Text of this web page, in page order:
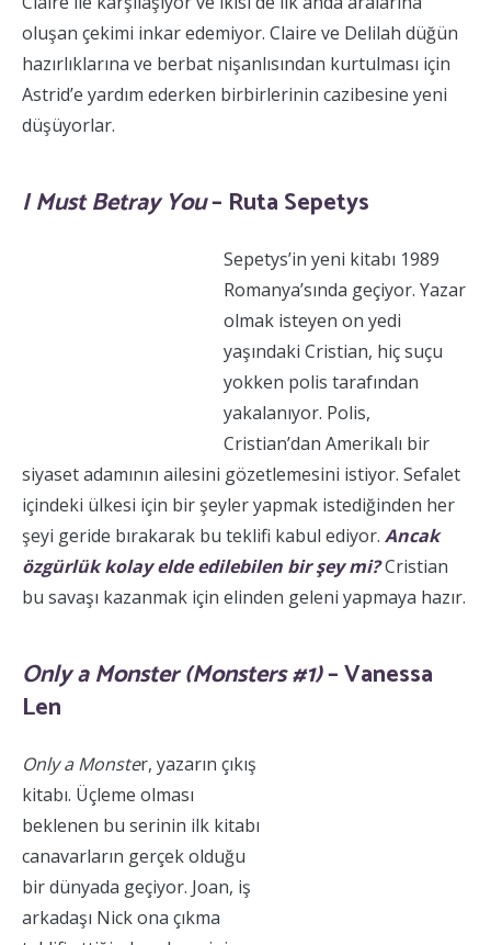
oluşan çekimi inkar edemiyor. Claire ve Delilah düğün
hazırlıklarına ve berbat nişanlısından kurtulması için
Astrid’e yardım ederken birbirlerinin cazibesine yeni
düşüyorlar.
I Must Betray You– Ruta Sepetys
Sepetys’in yeni kitabı 1989
Romanya’sında geçiyor. Yazar
olmak isteyen on yedi
yaşındaki Cristian, hiç suçu
yokken polis tarafından
yakalanıyor. Polis,
Cristian’dan Amerikalı bir
siyaset adamının ailesini gözetlemesini istiyor. Sefalet
içindeki ülkesi için bir şeyler yapmak istediğinden her
şeyi geride bırakarak bu teklifi kabul ediyor. Ancak
özgürlük kolay elde edilebilen bir şey mi?Cristian
bu savaşı kazanmak için elinden geleni yapmaya hazır.
Only a Monster (Monsters #1)– Vanessa
Len
Only a Monster, yazarın çıkış
kitabı. Üçleme olması
beklenen bu serinin ilk kitabı
canavarların gerçek olduğu
bir dünyada geçiyor. Joan, iş
arkadaşı Nick ona çıkma